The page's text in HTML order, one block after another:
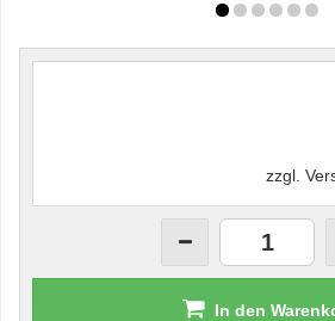
zzgl.
In den